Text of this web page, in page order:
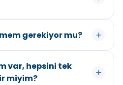
gerekiyor mu?
var, hepsini tek
miyim?